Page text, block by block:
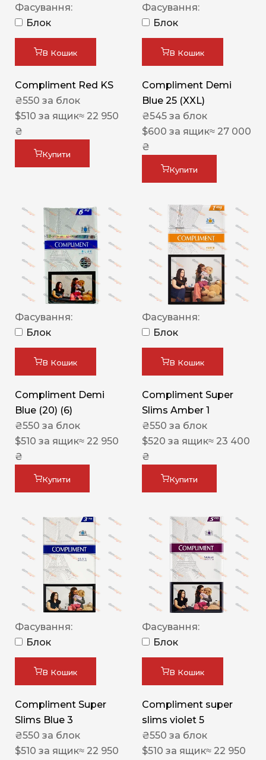
Фасування:
Блок
В Кошик
Compliment Red KS
₴550 за блок
$510 за ящик≈ 22 950
₴
Купити
Фасування:
Блок
В Кошик
Compliment Demi
Blue 25 (XXL)
₴545 за блок
$600 за ящик≈ 27 000
₴
Купити
Фасування:
Блок
В Кошик
Compliment Demi
Blue (20) (6)
₴550 за блок
$510 за ящик≈ 22 950
₴
Купити
Фасування:
Блок
В Кошик
Compliment Super
Slims Amber 1
₴550 за блок
$520 за ящик≈ 23 400
₴
Купити
Фасування:
Блок
В Кошик
Compliment Super
Slims Blue 3
₴550 за блок
$510 за ящик≈ 22 950
Фасування:
Блок
В Кошик
Compliment super
slims violet 5
₴550 за блок
$510 за ящик≈ 22 950